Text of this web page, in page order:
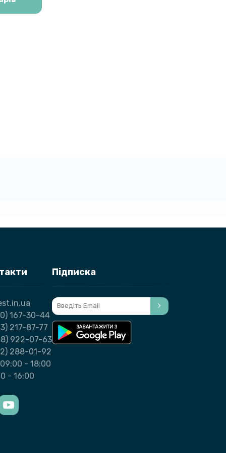
167-30-44
217-87-77
922-07-63
288-01-92
- 18:00
- 16:00
Підписка